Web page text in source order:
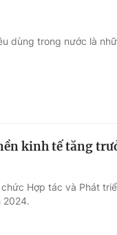
dùng trong nước là
kinh tế tăng
Hợp tác và Phát
2024.